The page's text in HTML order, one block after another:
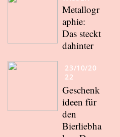
Metallogr
aphie:
Das steckt
dahinter
23/10/20
22
Geschenk
ideen für
den
Bierliebha